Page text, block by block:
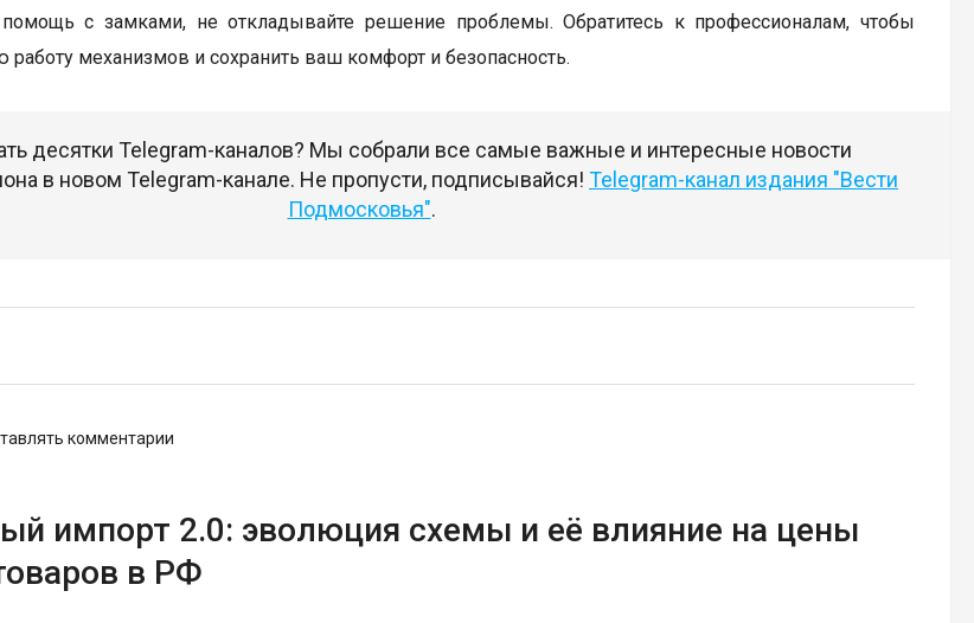
помощь с замками, не откладывайте решение проблемы. Обратитесь к профессионалам, чтобы
работу механизмов и сохранить ваш комфорт и безопасность.
десятки Telegram-каналов? Мы собрали все самые важные и интересные новости
в новом Telegram-канале. Не пропусти, подписывайся! Telegram-канал издания "Вести
Подмосковья".
комментарии
импорт 2.0: эволюция схемы и её влияние на цены
в РФ